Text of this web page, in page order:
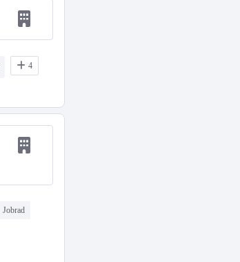
4
Jobrad